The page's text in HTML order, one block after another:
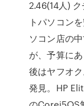
2.46(14人)
トパソコン
ソコン店の
が、予算に
後はヤフオ
発見。HP